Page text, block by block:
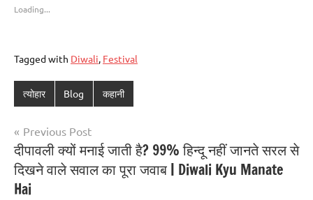
Loading...
Tagged with Diwali, Festival
त्योहार Blog कहानी
Previous Post
दीपावली क्यों मनाई जाती है? 99% हिन्दू नहीं जानते सरल से
दिखने वाले सवाल का पूरा जवाब | Diwali Kyu Manate
Hai